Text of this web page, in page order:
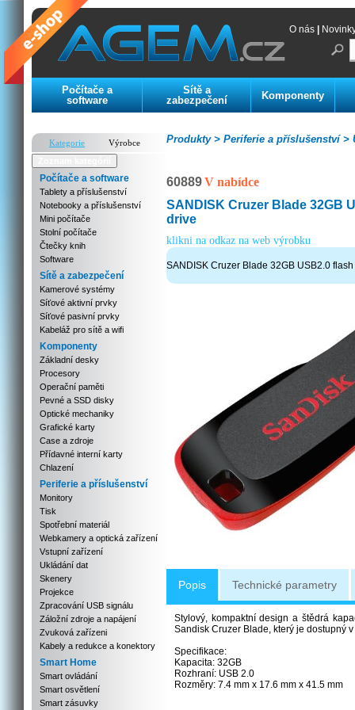
O nás
Počítače a
software
Sítě a
zabezpečení
Komponenty
Kategorie
Výrobce
Počítače a software
Tablety a příslušenství
Notebooky a příslušenství
Mini počítače
Stolní počítače
Čtečky knih
Software
Sítě a zabezpečení
Kamerové systémy
Síťové aktivní prvky
Síťové pasivní prvky
Kabeláž pro sítě a wifi
Komponenty
Základní desky
Procesory
Operační paměti
Pevné a SSD disky
Optické mechaniky
Grafické karty
Case a zdroje
Přídavné interní karty
Chlazení
Periferie a příslušenství
Monitory
Tisk
Spotřební materiál
Webkamery a optická zařízení
Vstupní zařízení
Ukládání dat
Skenery
Projekce
Zpracování USB signálu
Záložní zdroje a napájení
Zvuková zařízeni
Kabely a redukce a konektory
Smart Home
Smart ovládání
Smart osvětlení
Smart zásuvky
Periferie a příslušenství >
Produkty >
60889V nabídce
SANDISK Cruzer Blade 32GB
drive
klikni na odkaz na web výrobku
SANDISK Cruzer Blade 32GB USB2.0
Popis Technické parametry
Stylový, kompaktní design a štědrá
Sandisk Cruzer Blade, který je dostupný
Specifikace:
Kapacita: 32GB
Rozhraní: USB 2.0
Rozměry: 7.4 mm x 17.6 mm x 41.5 mm